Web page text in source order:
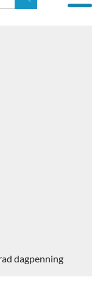
dagpenning